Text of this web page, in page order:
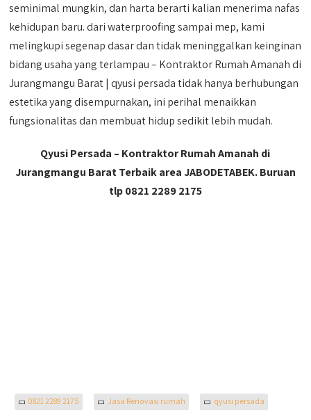
seminimal mungkin, dan harta berarti kalian menerima nafas
kehidupan baru. dari waterproofing sampai mep, kami
melingkupi segenap dasar dan tidak meninggalkan keinginan
bidang usaha yang terlampau – Kontraktor Rumah Amanah di
Jurangmangu Barat | qyusi persada tidak hanya berhubungan
estetika yang disempurnakan, ini perihal menaikkan
fungsionalitas dan membuat hidup sedikit lebih mudah.
Qyusi Persada – Kontraktor Rumah Amanah di
Jurangmangu Barat Terbaik area JABODETABEK. Buruan
tlp 0821 2289 2175
0821 2289 2175 Jasa Renovasi rumah qyusi persada